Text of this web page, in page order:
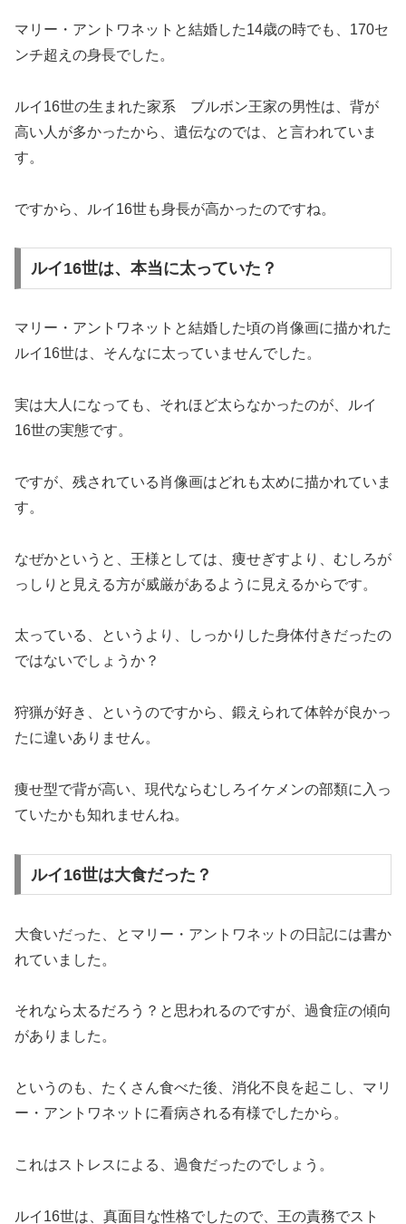
マリー・アントワネットと結婚した14歳の時でも、170セ
ンチ超えの身長でした。
ルイ16世の生まれた家系 ブルボン王家の男性は、背が
高い人が多かったから、遺伝なのでは、と言われていま
す。
ですから、ルイ16世も身長が高かったのですね。
ルイ16世は、本当に太っていた？
マリー・アントワネットと結婚した頃の肖像画に描かれた
ルイ16世は、そんなに太っていませんでした。
実は大人になっても、それほど太らなかったのが、ルイ
16世の実態です。
ですが、残されている肖像画はどれも太めに描かれていま
す。
なぜかというと、王様としては、痩せぎすより、むしろが
っしりと見える方が威厳があるように見えるからです。
太っている、というより、しっかりした身体付きだったの
ではないでしょうか？
狩猟が好き、というのですから、鍛えられて体幹が良かっ
たに違いありません。
痩せ型で背が高い、現代ならむしろイケメンの部類に入っ
ていたかも知れませんね。
ルイ16世は大食だった？
大食いだった、とマリー・アントワネットの日記には書か
れていました。
それなら太るだろう？と思われるのですが、過食症の傾向
がありました。
というのも、たくさん食べた後、消化不良を起こし、マリ
ー・アントワネットに看病される有様でしたから。
これはストレスによる、過食だったのでしょう。
ルイ16世は、真面目な性格でしたので、王の責務でスト